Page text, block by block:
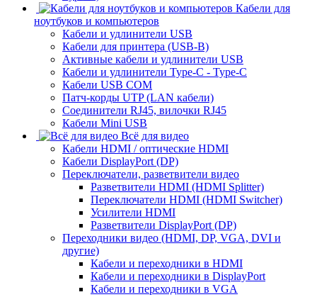
Кабели для
ноутбуков и компьютеров
Кабели и удлинители USB
Кабели для принтера (USB-B)
Активные кабели и удлинители USB
Кабели и удлинители Type-C - Type-C
Кабели USB COM
Патч-корды UTP (LAN кабели)
Соединители RJ45, вилочки RJ45
Кабели Mini USB
Всё для видео
Кабели HDMI / оптические HDMI
Кабели DisplayPort (DP)
Переключатели, разветвители видео
Разветвители HDMI (HDMI Splitter)
Переключатели HDMI (HDMI Switcher)
Усилители HDMI
Разветвители DisplayPort (DP)
Переходники видео (HDMI, DP, VGA, DVI и
другие)
Кабели и переходники в HDMI
Кабели и переходники в DisplayPort
Кабели и переходники в VGA